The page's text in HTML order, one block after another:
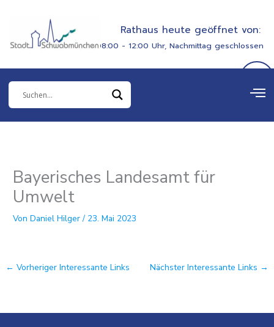
springen
Rathaus heute geöffnet von:
08:00 - 12:00 Uhr, Nachmittag geschlossen
Bayerisches Landesamt für
Umwelt
VonDaniel Hilger/ 23. Mai 2023
← Vorheriger Interessante Links Nächster Interessante Links →